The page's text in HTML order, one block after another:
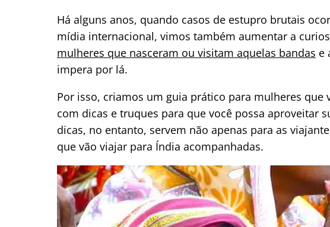
Há alguns anos, quando casos de estupro brutais
mídia internacional, vimos também aumentar a
mulheres que nasceram ou visitam aquelas bandas e
impera por lá.
Por isso, criamos um guia prático para mulheres que
com dicas e truques para que você possa aproveitar
dicas, no entanto, servem não apenas para as
que vão viajar para Índia acompanhadas.